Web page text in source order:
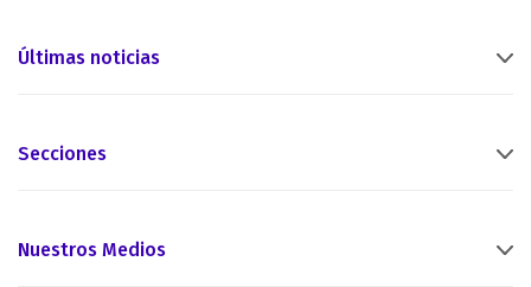
Últimas noticias
Secciones
Nuestros Medios